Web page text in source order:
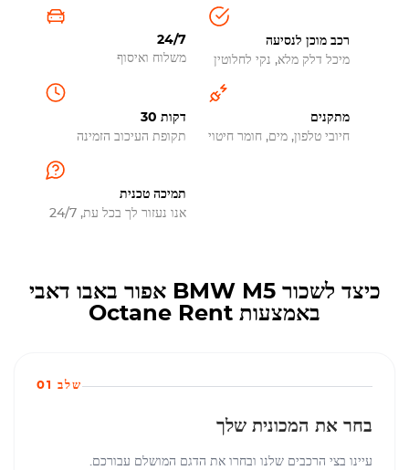
24/7
משלוח ואיסוף
רכב מוכן לנסיעה
מיכל דלק מלא, נקי לחלוטין
30 דקות
תקופת העיכוב הזמינה
מתקנים
חיובי טלפון, מים, חומר חיטוי
תמיכה טכנית
אנו נעזור לך בכל עת, 24/7
כיצד לשכור BMW M5 אפור באבו דאבי
באמצעות Octane Rent
שלב 01
בחר את המכונית שלך
עיינו בצי הרכבים שלנו ובחרו את הדגם המושלם עבורכם.